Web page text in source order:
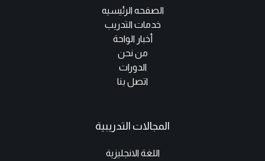
الصفحه الرئيسيه
خدمات التدريب
أخبار الواحة
من نحن
الدورات
اتصل بنا
المجالات التدريبية
اللغة الانجليزية